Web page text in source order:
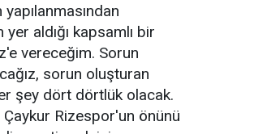
aldığı kapsamlı bir
vereceğim. Sorun
sorun oluşturan
şey dört dörtlük olacak.
Rizespor'un önünü